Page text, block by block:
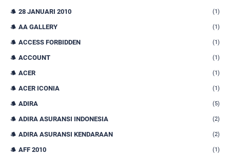
28 JANUARI 2010 (1)
AA GALLERY (1)
ACCESS FORBIDDEN (1)
ACCOUNT (1)
ACER (1)
ACER ICONIA (1)
ADIRA (5)
ADIRA ASURANSI INDONESIA (2)
ADIRA ASURANSI KENDARAAN (2)
AFF 2010 (1)